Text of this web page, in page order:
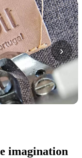
›
imagination